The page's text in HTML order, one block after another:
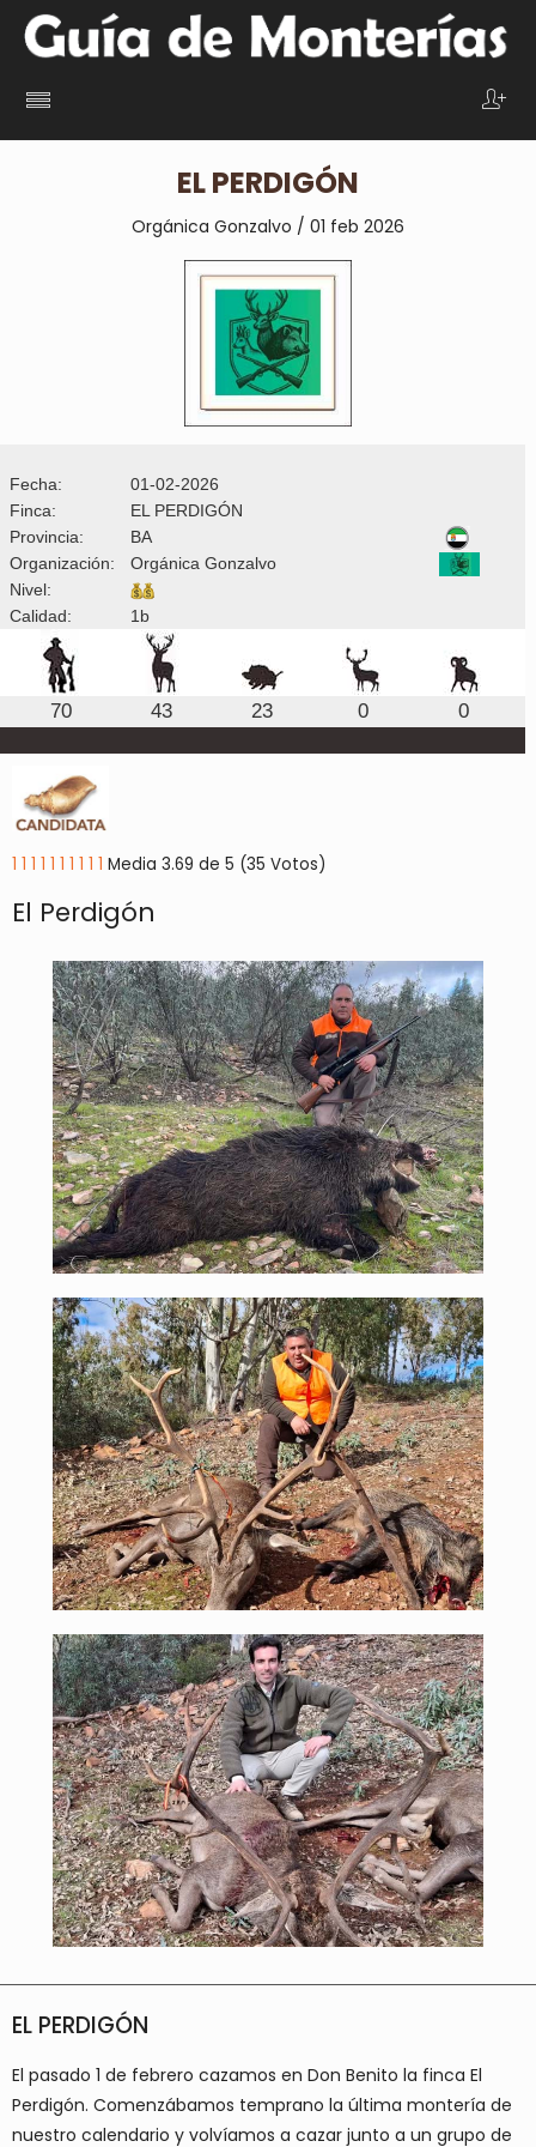
EL PERDIGÓN
Orgánica Gonzalvo / 01 feb 2026
Fecha:
01-02-2026
Finca:
EL PERDIGÓN
Provincia:
BA
Organización:
Orgánica Gonzalvo
Nivel:
Calidad:
1b
70 43 23 0 0
1 1 1 1 1 1 1 1 1 1 Media 3.69 de 5 (35 Votos)
El Perdigón
EL PERDIGÓN
El pasado 1 de febrero cazamos en Don Benito la finca El
Perdigón. Comenzábamos temprano la última montería de
nuestro calendario y volvíamos a cazar junto a un grupo de